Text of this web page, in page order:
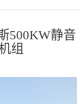
500KW静音
组